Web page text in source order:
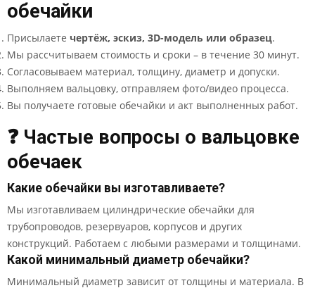
обечайки
Присылаете чертёж, эскиз, 3D-модель или образец.
Мы рассчитываем стоимость и сроки – в течение 30 минут.
Согласовываем материал, толщину, диаметр и допуски.
Выполняем вальцовку, отправляем фото/видео процесса.
Вы получаете готовые обечайки и акт выполненных работ.
❓ Частые вопросы о вальцовке
обечаек
Какие обечайки вы изготавливаете?
Мы изготавливаем цилиндрические обечайки для
трубопроводов, резервуаров, корпусов и других
конструкций. Работаем с любыми размерами и толщинами.
Какой минимальный диаметр обечайки?
Минимальный диаметр зависит от толщины и материала. В